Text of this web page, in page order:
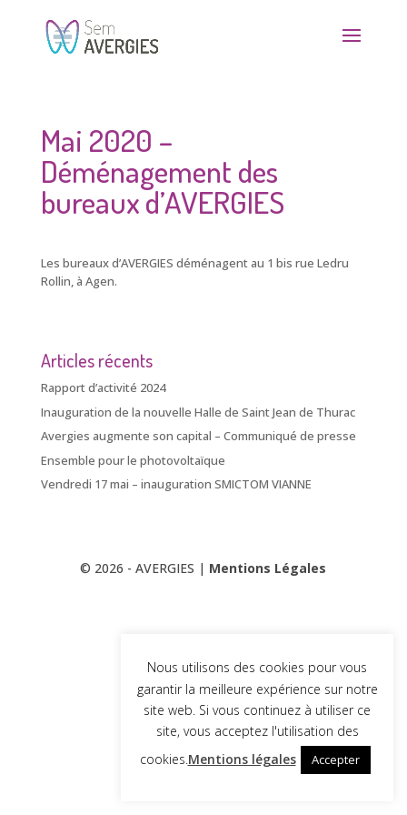
Mai 2020 –
Déménagement des
bureaux d’AVERGIES
Les bureaux d’AVERGIES déménagent au 1 bis rue Ledru
Rollin, à Agen.
Articles récents
Rapport d’activité 2024
Inauguration de la nouvelle Halle de Saint Jean de Thurac
Avergies augmente son capital – Communiqué de presse
Ensemble pour le photovoltaïque
Vendredi 17 mai – inauguration SMICTOM VIANNE
© 2026 - AVERGIES | Mentions Légales
Nous utilisons des cookies pour vous
garantir la meilleure expérience sur notre
site web. Si vous continuez à utiliser ce
site, vous acceptez l'utilisation des
cookies.Mentions légales Accepter